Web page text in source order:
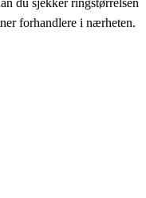
forhandlere i nærheten.